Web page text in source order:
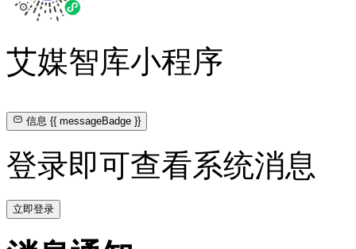
艾媒智库小程序
信息{{ messageBadge }}
登录即可查看系统消息
立即登录